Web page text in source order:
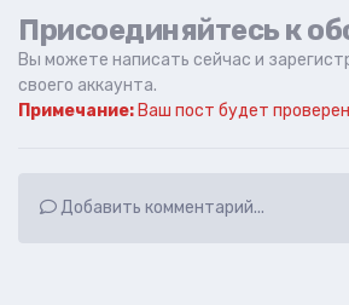
Присоединяйтесь к
Вы можете написать сейчас и
своего аккаунта.
Примечание: Ваш пост будет
Добавить комментарий...